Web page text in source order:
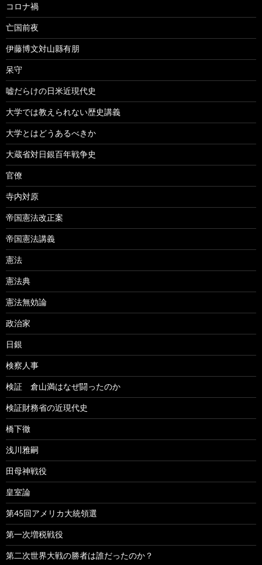
コロナ禍
亡国前夜
伊藤博文対山縣有朋
呆守
嘘だらけの日米近現代史
大学では教えられない歴史講義
大学とはどうあるべきか
大蔵省対日銀百年戦争史
官僚
寺内対原
帝国憲法改正案
帝国憲法講義
憲法
憲法典
憲法無効論
政治家
日銀
検察人事
検証 倉山満はなぜ闘ったのか
検証財務省の近現代史
橋下徹
浅川雅嗣
田母神戦役
皇室論
第45回アメリカ大統領選
第一次増税戦役
第二次世界大戦の勝者は誰だったのか？